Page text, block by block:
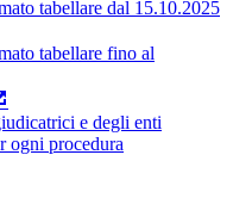
tabellare dal 15.10.2025
tabellare fino al
e degli enti
ogni procedura